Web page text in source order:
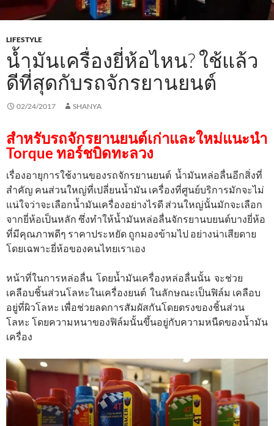
LIFESTYLE
น้ำมันเครื่องยี่ห้อไหน? ใช้แล้ว
ดีที่สุดกับรถจักรยานยนต์
02/24/2017 SHANYA
สำหรับรถจักรยานยนต์เก่าและใหม่แนะนำ
Torque ทอร์ชบิดทะลวง
เรื่องอายุการใช้งานของรถจักรยานยนต์ น้ำมันหล่อลื่นอีกสิ่งที่
สำคัญ คนส่วนใหญ่ที่เปลี่ยนน้ำมัน เครื่องที่ศูนย์บริการมักจะไม่
แน่ใจว่าจะเลือกน้ำมันเครื่องอย่างไรดี ส่วนใหญ่นั้นมักจะเลือก
จากยี่ห้อเป็นหลัก ซึ่งทำให้น้ำมันหล่อลื่นจักรยานบยนต์บางยี่ห้อ
ที่มีคุณภาพดีๆ ราคาประหยัด ถูกมองข้ามไป อย่างน่าเสียดาย
โดยเฉพาะยี่ห้อของคนไทยเราเอง
หน้าที่ในการหล่อลื่น โดยน้ำมันเครื่องหล่อลื่นนั้น จะช่วย
เคลือบชิ้นส่วนโลหะในเครื่องยนต์ ในลักษณะเป็นฟิล์ม เคลือบ
อยู่ที่ผิวโลหะ เพื่อช่วยลดการสัมผัสกันโดยตรงของชิ้นส่วน
โลหะ โดยความหนาของฟิล์มนั้นขึ้นอยู่กับความหนืดของน้ำมัน
เครื่อง